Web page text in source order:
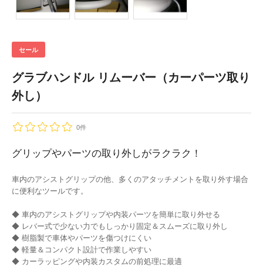
セール
グラブハンドル リムーバー（カーパーツ取り
外し）
0件
グリップやパーツの取り外しがラクラク！
車内のアシストグリップの他、多くのアタッチメントを取り外す場合
に便利なツールです。
◆ 車内のアシストグリップや内装パーツを簡単に取り外せる
◆ レバー式で少ない力でもしっかり固定＆スムーズに取り外し
◆ 樹脂製で車体やパーツを傷つけにくい
◆ 軽量＆コンパクト設計で作業しやすい
◆ カーラッピングや内装カスタムの前処理に最適